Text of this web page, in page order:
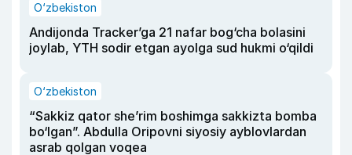
O‘zbekiston
Andijonda Tracker’ga 21 nafar bog‘cha bolasini
joylab, YTH sodir etgan ayolga sud hukmi o‘qildi
O‘zbekiston
“Sakkiz qator she’rim boshimga sakkizta bomba
bo‘lgan”. Abdulla Oripovni siyosiy ayblovlardan
asrab qolgan voqea